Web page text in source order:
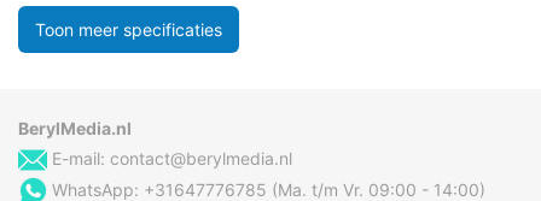
Toon meer specificaties
BerylMedia.nl
E-mail: contact@berylmedia.nl
WhatsApp: +31647776785 (Ma. t/m Vr. 09:00 - 14:00)